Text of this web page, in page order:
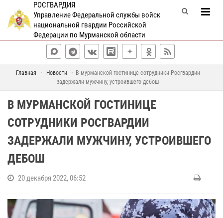
РОСГВАРДИЯ
Управление Федеральной службы войск
национальной гвардии Российской
Федерации по Мурманской области
Главная Новости
В мурманской гостинице сотрудники Росгвардии
задержали мужчину, устроившего дебош
В МУРМАНСКОЙ ГОСТИНИЦЕ
СОТРУДНИКИ РОСГВАРДИИ
ЗАДЕРЖАЛИ МУЖЧИНУ, УСТРОИВШЕГО
ДЕБОШ
20 декабря 2022, 06:52